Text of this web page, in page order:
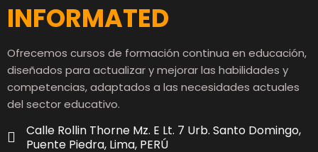
INFORMATED
Ofrecemos cursos de formación continua en educación,
diseñados para actualizar y mejorar las habilidades y
competencias, adaptados a las necesidades actuales
del sector educativo.
Calle Rollin Thorne Mz. E Lt. 7 Urb. Santo Domingo,
Puente Piedra, Lima, PERÚ